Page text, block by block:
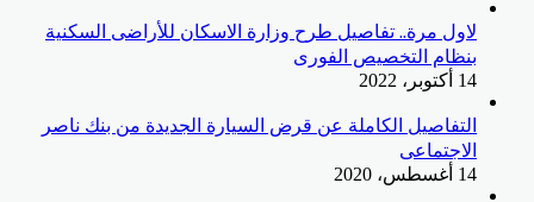
لاول مرة.. تفاصيل طرح وزارة الاسكان للأراضى السكنية
بنظام التخصيص الفورى
14 أكتوبر، 2022
التفاصيل الكاملة عن قرض السيارة الجديدة من بنك ناصر
الاجتماعى
14 أغسطس، 2020